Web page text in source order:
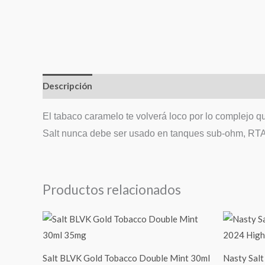
Descripción
El tabaco caramelo te volverá loco por lo complejo
Salt nunca debe ser usado en tanques sub-ohm,
Productos relacionados
Salt BLVK Gold Tobacco Double Mint 30ml
Nasty